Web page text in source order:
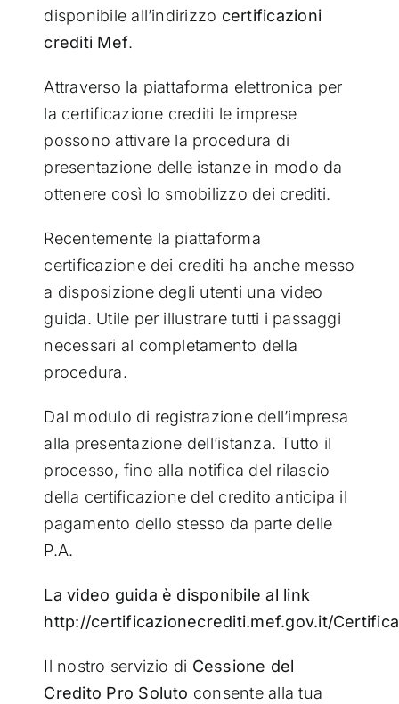
disponibile all’indirizzo certificazioni
crediti Mef.
Attraverso la piattaforma elettronica per
la certificazione crediti le imprese
possono attivare la procedura di
presentazione delle istanze in modo da
ottenere così lo smobilizzo dei crediti.
Recentemente la piattaforma
certificazione dei crediti ha anche messo
a disposizione degli utenti una video
guida. Utile per illustrare tutti i passaggi
necessari al completamento della
procedura.
Dal modulo di registrazione dell’impresa
alla presentazione dell’istanza. Tutto il
processo, fino alla notifica del rilascio
della certificazione del credito anticipa il
pagamento dello stesso da parte delle
P.A.
La video guida è disponibile al link
http://certificazionecrediti.mef.gov.it/
Il nostro servizio di Cessione del
Credito Pro Soluto consente alla tua